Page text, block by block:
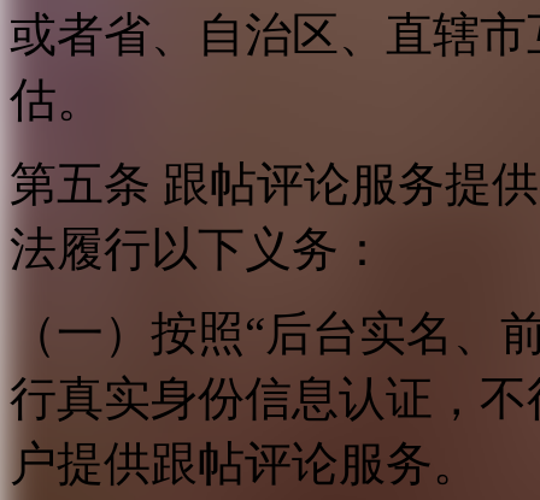
或者省、自治区、直辖
估。
第五条 跟帖评论服务提
法履行以下义务：
（一）按照“后台实名、
行真实身份信息认证，
户提供跟帖评论服务。